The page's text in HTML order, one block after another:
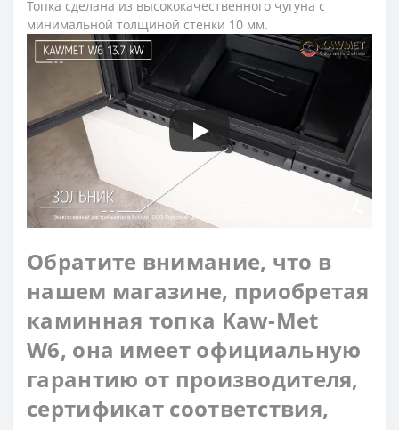
Топка сделана из высококачественного чугуна с
минимальной толщиной стенки 10 мм.
Обратите внимание, что в
нашем магазине, приобретая
каминная топка Kaw-Met
W6, она имеет официальную
гарантию от производителя,
сертификат соответствия,